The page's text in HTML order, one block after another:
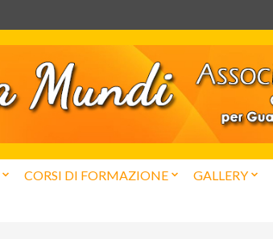
CORSI DI FORMAZIONE GALLERY